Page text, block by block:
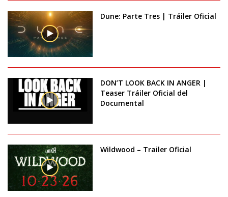
Dune: Parte Tres | Tráiler Oficial
DON’T LOOK BACK IN ANGER |
Teaser Tráiler Oficial del
Documental
Wildwood – Trailer Oficial